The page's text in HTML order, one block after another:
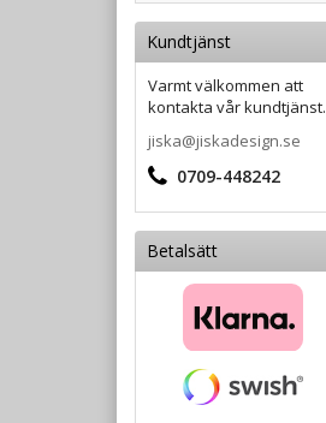
Kundtjänst
Varmt välkommen att
kontakta vår kundtjänst.
jiska@jiskadesign.se
0709-448242
Betalsätt